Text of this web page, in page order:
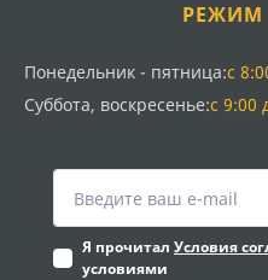
РЕЖИМ
Понедельник - пятница:с
Суббота, воскресенье:с 9:00
Я прочитал Условия
условиями